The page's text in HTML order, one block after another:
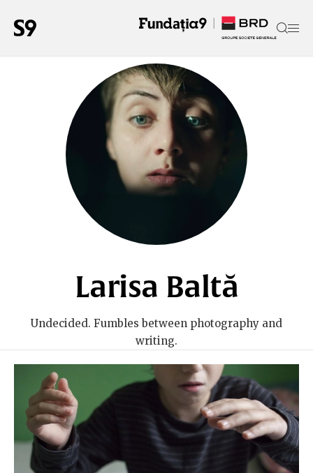
Larisa Baltă
Undecided. Fumbles between photography and
writing.